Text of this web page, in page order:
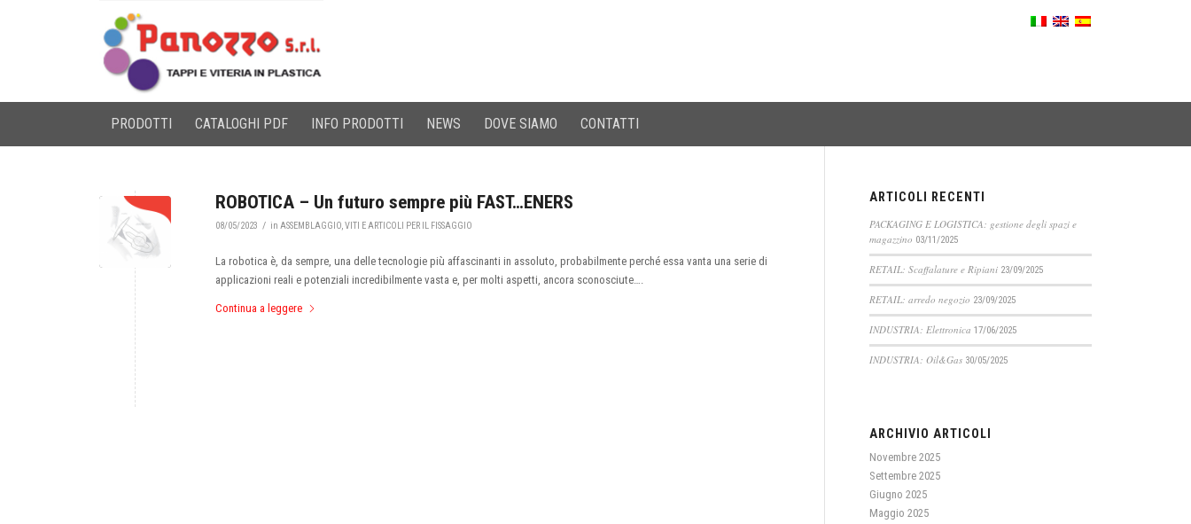
PRODOTTI CATALOGHI PDF INFO PRODOTTI NEWS DOVE SIAMO CONTATTI
ROBOTICA – Un futuro sempre più FAST…ENERS
08/05/2023 / in ASSEMBLAGGIO,VITI E ARTICOLI PER IL FISSAGGIO
La robotica è, da sempre, una delle tecnologie più affascinanti in assoluto, probabilmente perché essa vanta una serie di
applicazioni reali e potenziali incredibilmente vasta e, per molti aspetti, ancora sconosciute….
Continua a leggere
ARTICOLI RECENTI
PACKAGING E LOGISTICA: gestione degli spazi e
magazzino 03/11/2025
RETAIL: Scaffalature e Ripiani 23/09/2025
RETAIL: arredo negozio 23/09/2025
INDUSTRIA: Elettronica 17/06/2025
INDUSTRIA: Oil&Gas 30/05/2025
ARCHIVIO ARTICOLI
Novembre 2025
Settembre 2025
Giugno 2025
Maggio 2025